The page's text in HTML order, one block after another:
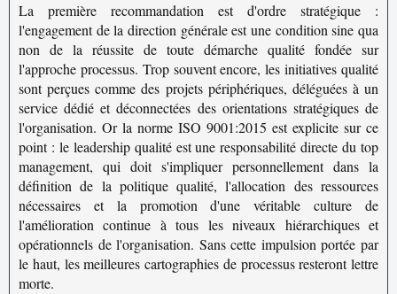
La première recommandation est d'ordre stratégique :
l'engagement de la direction généraleest une condition sine qua
non de la réussite de toute démarche qualité fondée sur
l'approche processus. Trop souvent encore, les initiatives qualité
sont perçues comme des projets périphériques, déléguées à un
service dédié et déconnectées des orientations stratégiques de
l'organisation. Or la norme ISO 9001:2015 est explicite sur ce
point : le leadership qualitéest une responsabilité directe du top
management, qui doit s'impliquer personnellement dans la
définition de la politique qualité, l'allocation des ressources
nécessaires et la promotion d'une véritableculture de
l'amélioration continue à tous les niveaux hiérarchiques et
opérationnels de l'organisation. Sans cette impulsion portée par
le haut, les meilleures cartographies de processus resteront lettre
morte.